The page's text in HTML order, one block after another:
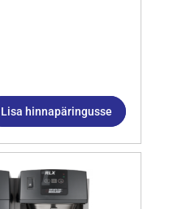
Lisa hinnapäringusse